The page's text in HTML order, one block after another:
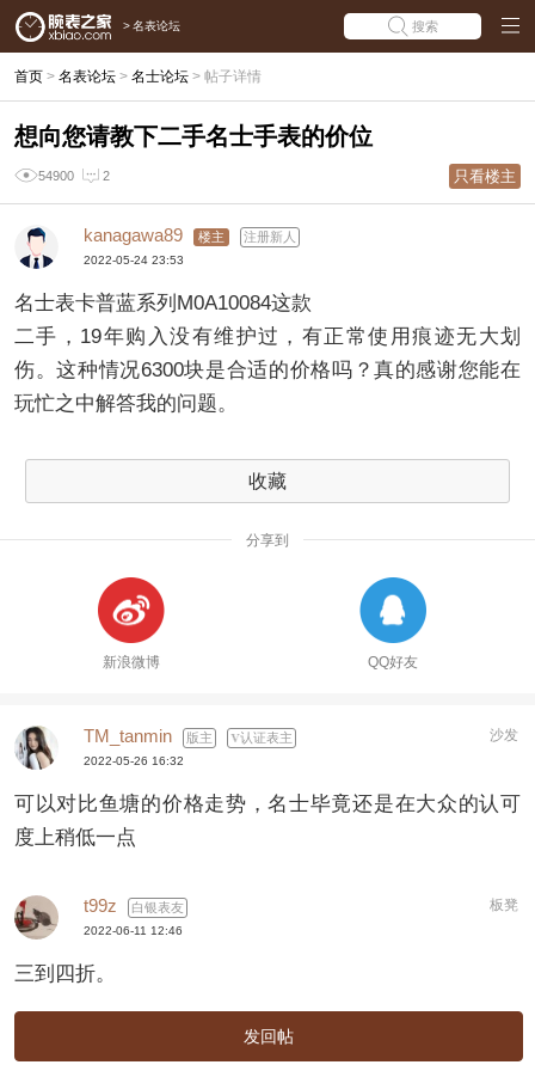
> 名表论坛 搜索
首页 > 名表论坛 > 名士论坛 > 帖子详情
想向您请教下二手名士手表的价位
54900 2 只看楼主
kanagawa89 楼主 注册新人
2022-05-24 23:53
名士表卡普蓝系列M0A10084这款
二手，19年购入没有维护过，有正常使用痕迹无大划
伤。这种情况6300块是合适的价格吗？真的感谢您能在
玩忙之中解答我的问题。
收藏
分享到
新浪微博 QQ好友
TM_tanmin 版主 认证表主 沙发
2022-05-26 16:32
可以对比鱼塘的价格走势，名士毕竟还是在大众的认可
度上稍低一点
t99z 白银表友 板凳
2022-06-11 12:46
三到四折。
发回帖